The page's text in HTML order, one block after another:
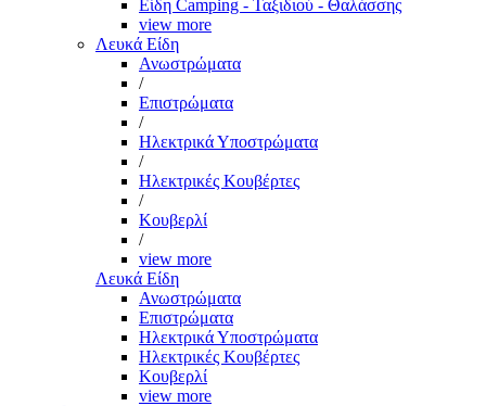
Είδη Camping - Ταξιδιού - Θαλάσσης
view more
Λευκά Είδη
Ανωστρώματα
/
Επιστρώματα
/
Ηλεκτρικά Υποστρώματα
/
Ηλεκτρικές Κουβέρτες
/
Κουβερλί
/
view more
Λευκά Είδη
Ανωστρώματα
Επιστρώματα
Ηλεκτρικά Υποστρώματα
Ηλεκτρικές Κουβέρτες
Κουβερλί
view more